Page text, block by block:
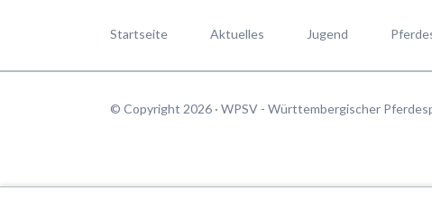
Startseite Aktuelles Jugend
© Copyright 2026 · WPSV - Württembergischer